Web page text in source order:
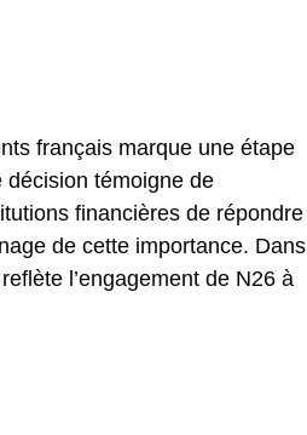
français marque une étape
décision témoigne de
financières de répondre
de cette importance. Dans
l’engagement de N26 à